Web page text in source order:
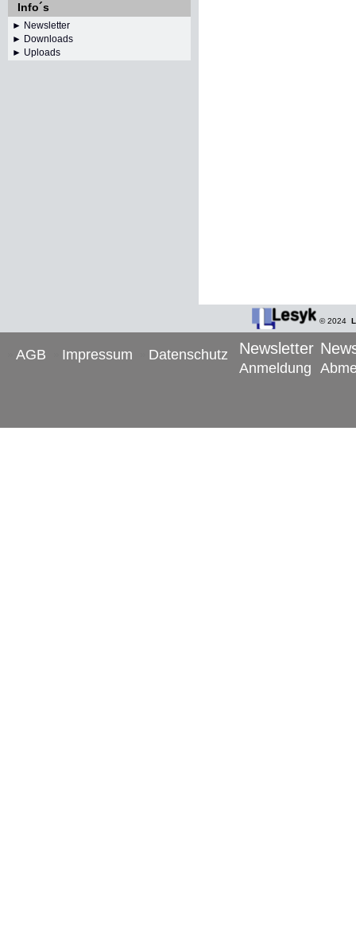
Info´s
► Newsletter
► Downloads
► Uploads
© 2024
AGB Impressum Datenschutz Newsletter
Anmeldung